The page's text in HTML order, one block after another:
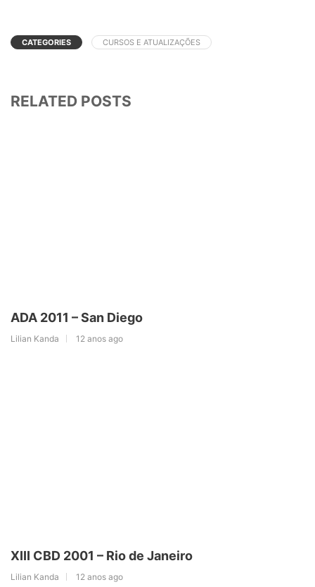
CATEGORIES CURSOS E ATUALIZAÇÕES
RELATED POSTS
ADA 2011 – San Diego
Lilian Kanda 12 anos ago
XIII CBD 2001 – Rio de Janeiro
Lilian Kanda 12 anos ago